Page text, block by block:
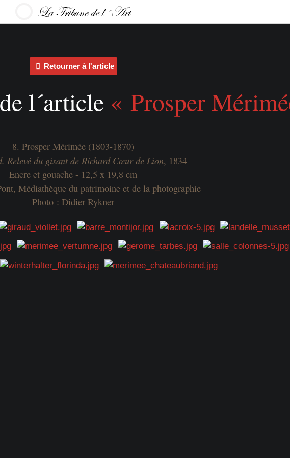
Retourner à l'article
l´article « Prosper
8. Prosper Mérimée (1803-1870)
Relevé du gisant de Richard Cœur de Lion, 1834
Encre et gouache - 12,5 x 19,8 cm
Médiathèque du patrimoine et de la photographie
Photo : Didier Rykner